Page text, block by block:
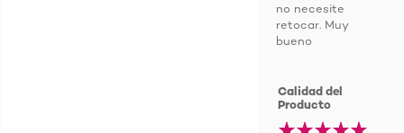
no necesite
retocar. Muy
bueno
Calidad del
Producto